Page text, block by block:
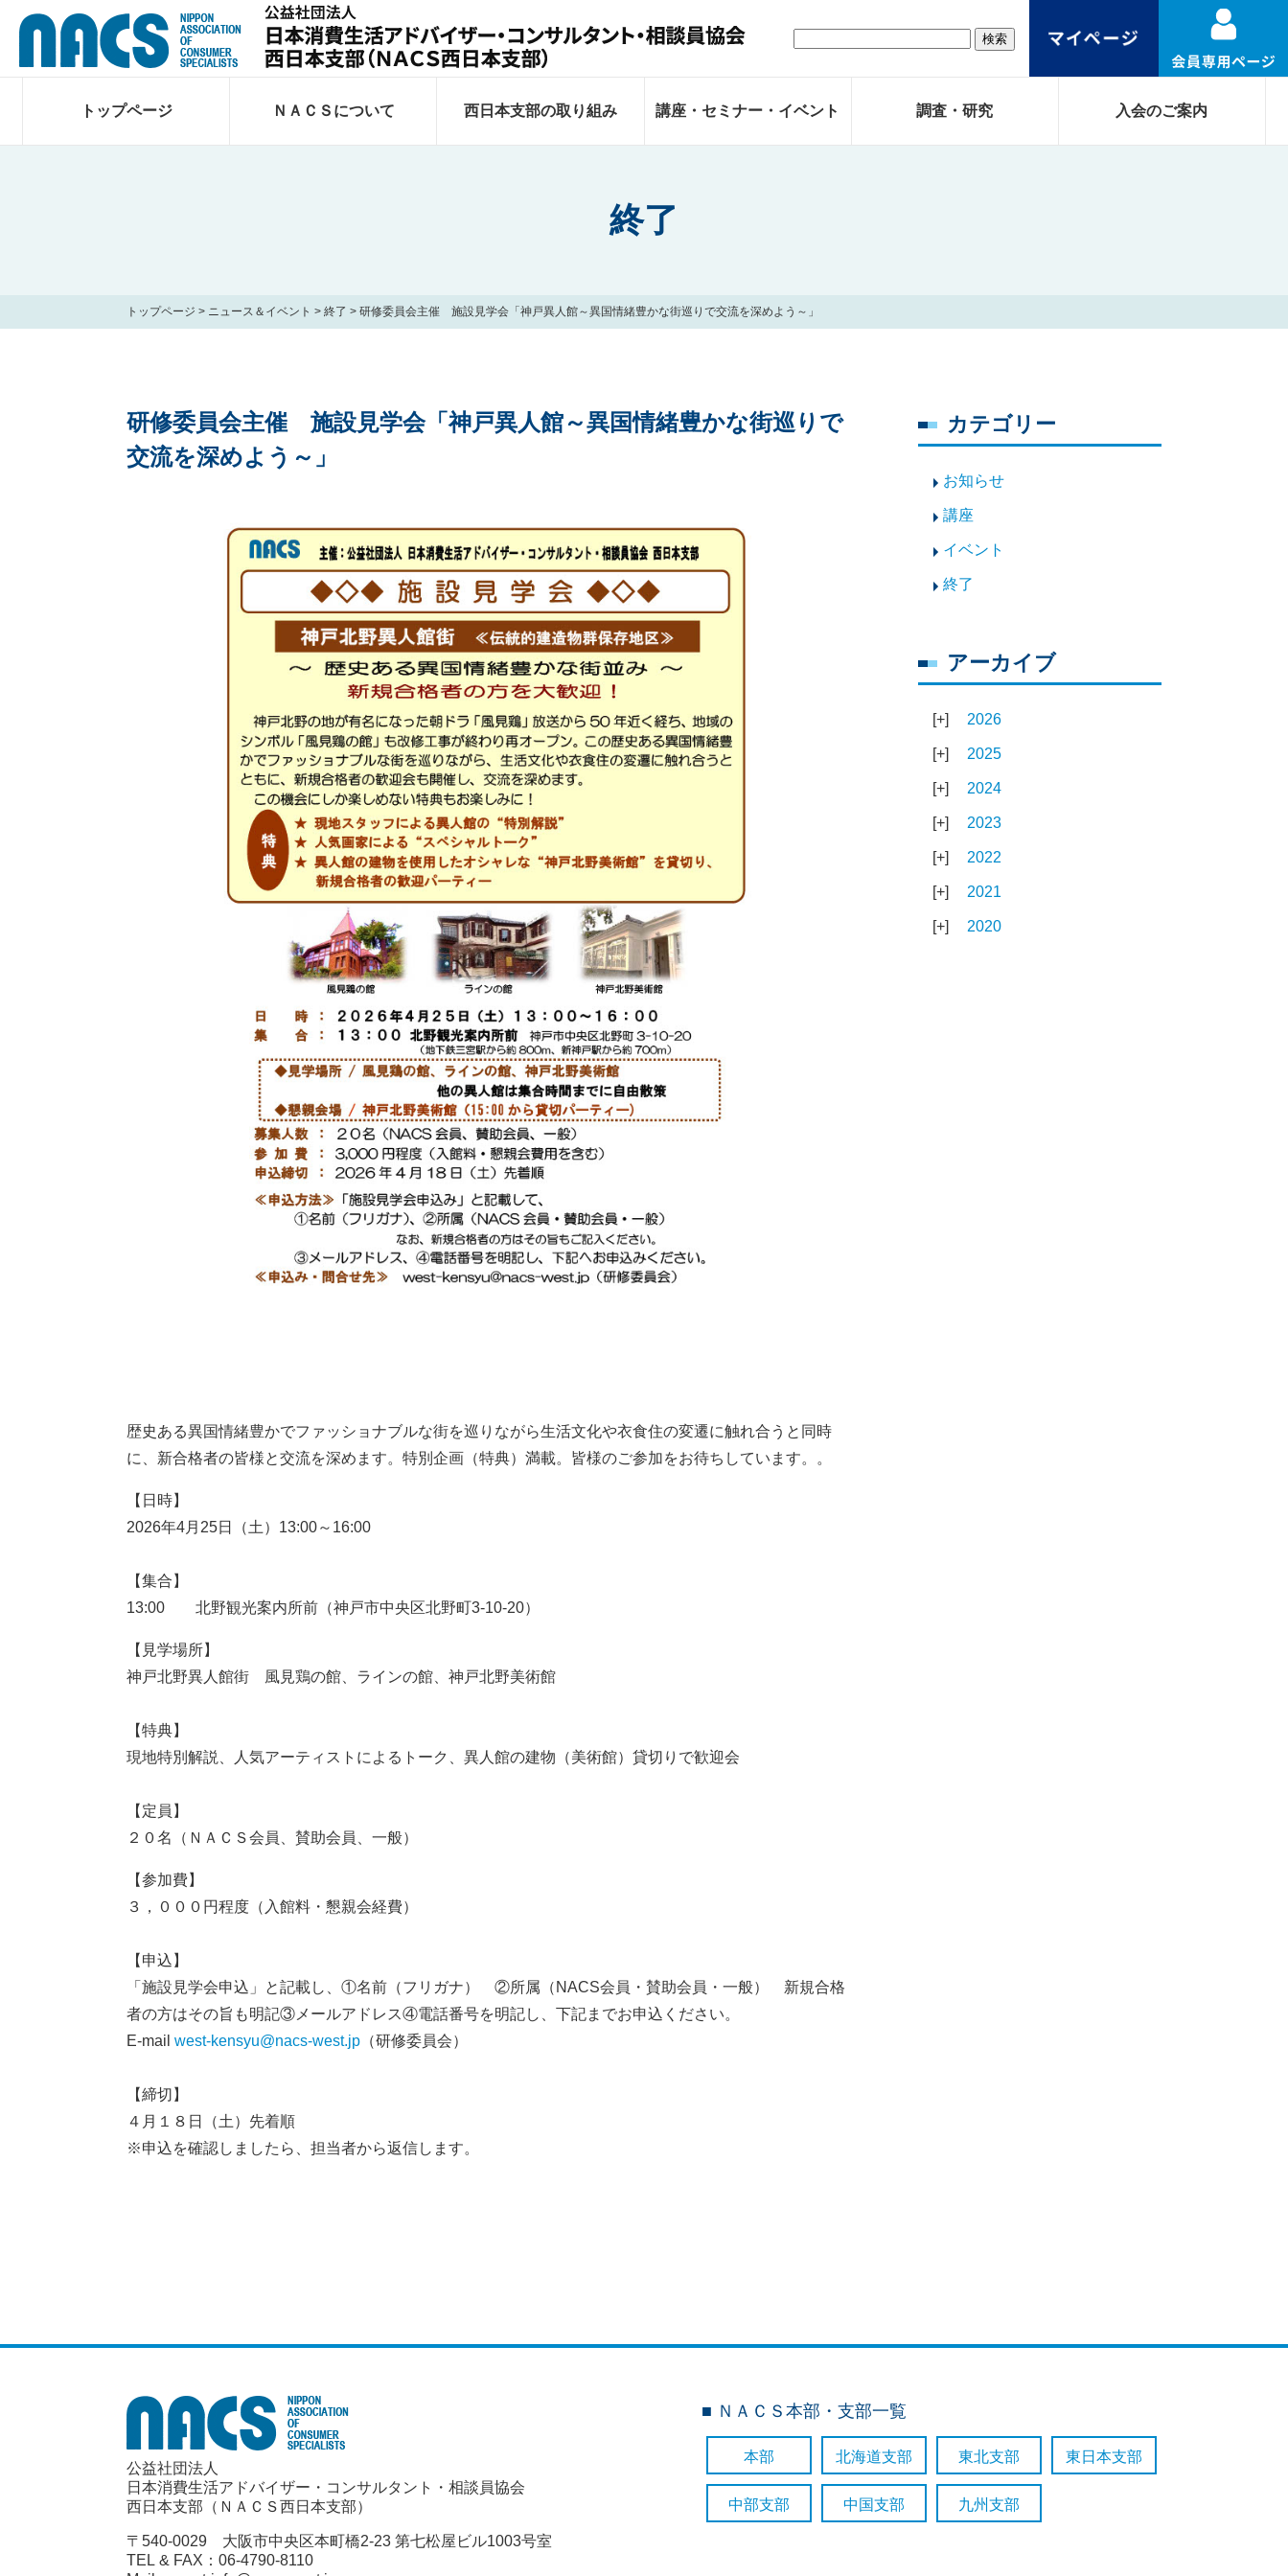
トップページ ＮＡＣＳについて 西日本支部の取り組み 講座・セミナー・イベント 調査・研究 入会のご案内
終了
トップページ > ニュース＆イベント > 終了 > 研修委員会主催 施設見学会「神戸異人館～異国情緒豊かな街巡りで交流を深めよう～」
研修委員会主催 施設見学会「神戸異人館～異国情緒豊かな街巡りで
交流を深めよう～」
歴史ある異国情緒豊かでファッショナブルな街を巡りながら生活文化や衣食住の変遷に触れ合うと同時
に、新合格者の皆様と交流を深めます。特別企画（特典）満載。皆様のご参加をお待ちしています。。
【日時】
2026年4月25日（土）13:00～16:00
【集合】
13:00 北野観光案内所前（神戸市中央区北野町3-10-20）
【見学場所】
神戸北野異人館街 風見鶏の館、ラインの館、神戸北野美術館
【特典】
現地特別解説、人気アーティストによるトーク、異人館の建物（美術館）貸切りで歓迎会
【定員】
２０名（ＮＡＣＳ会員、賛助会員、一般）
【参加費】
３，０００円程度（入館料・懇親会経費）
【申込】
「施設見学会申込」と記載し、①名前（フリガナ） ②所属（NACS会員・賛助会員・一般） 新規合格
者の方はその旨も明記③メールアドレス④電話番号を明記し、下記までお申込ください。
E-mail west-kensyu@nacs-west.jp （研修委員会）
【締切】
４月１８日（土）先着順
※申込を確認しましたら、担当者から返信します。
カテゴリー
お知らせ
講座
イベント
終了
アーカイブ
2026
2025
2024
2023
2022
2021
2020
公益社団法人
日本消費生活アドバイザー・コンサルタント・相談員協会
西日本支部（ＮＡＣＳ西日本支部）
〒540-0029 大阪市中央区本町橋2-23 第七松屋ビル1003号室
TEL & FAX：06-4790-8110
■ ＮＡＣＳ本部・支部一覧
本部 北海道支部 東北支部 東日本支部
中部支部 中国支部 九州支部